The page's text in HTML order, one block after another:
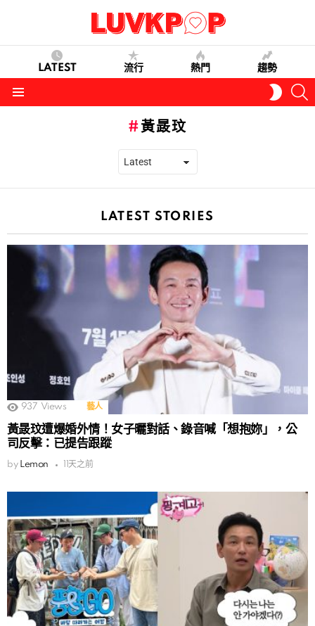
LATEST 流行 熱門 趨勢
SKIN
黃晸玟
LATEST STORIES
937 Views 藝人
黃晸玟遭爆婚外情！女子曬對話、錄音喊「想抱妳」，公
司反擊：已提告跟蹤
by Lemon 11天之前